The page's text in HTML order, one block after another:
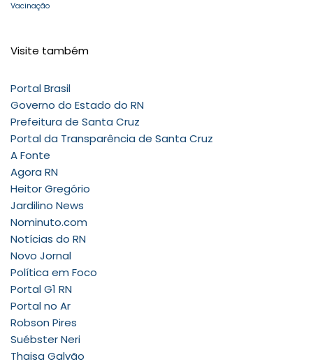
Vacinação
Visite também
Portal Brasil
Governo do Estado do RN
Prefeitura de Santa Cruz
Portal da Transparência de Santa Cruz
A Fonte
Agora RN
Heitor Gregório
Jardilino News
Nominuto.com
Notícias do RN
Novo Jornal
Política em Foco
Portal G1 RN
Portal no Ar
Robson Pires
Suébster Neri
Thaisa Galvão